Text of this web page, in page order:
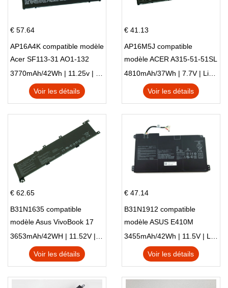
€ 57.64
AP16A4K compatible modèle
Acer SF113-31 AO1-132
NE132
3770mAh/42Wh | 11.25v | Li-ion ...
Voir les détails
€ 41.13
AP16M5J compatible
modèle ACER A315-51-51SL
N17Q1 SERIES
4810mAh/37Wh | 7.7V | Li-ion ...
Voir les détails
€ 62.65
B31N1635 compatible
modèle Asus VivoBook 17
X705NC X705UA X705UV
X705UN X705UD
3653mAh/42WH | 11.52V | Li-ion ...
Voir les détails
€ 47.14
B31N1912 compatible
modèle ASUS E410M
E410MA L410MA
3455mAh/42Wh | 11.5V | Li-ion ...
Voir les détails